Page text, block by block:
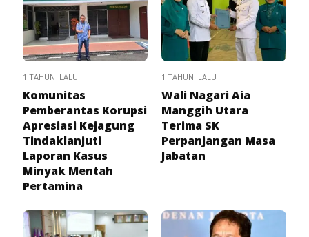
1 TAHUN LALU
Komunitas
Pemberantas Korupsi
Apresiasi Kejagung
Tindaklanjuti
Laporan Kasus
Minyak Mentah
Pertamina
1 TAHUN LALU
Wali Nagari Aia
Manggih Utara
Terima SK
Perpanjangan Masa
Jabatan